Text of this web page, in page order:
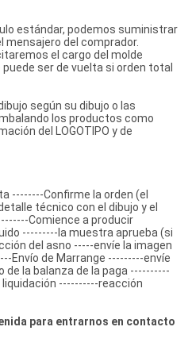
estándar, podemos suministrar
del comprador.
el cargo del molde
ser de vuelta si orden total
según su dibujo o las
los productos como
del LOGOTIPO y de
--------Confirme la orden (el
técnico con el dibujo y el
Comience a producir
---------la muestra aprueba (si
del asno -----envíe la imagen
Envío de Marrange ---------envíe
de la balanza de la paga ----------
----------reacción
para entrarnos en contacto